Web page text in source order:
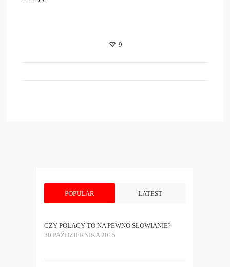
9
POPULAR LATEST
CZY POLACY TO NA PEWNO SŁOWIANIE?
30 PAŹDZIERNIKA 2015